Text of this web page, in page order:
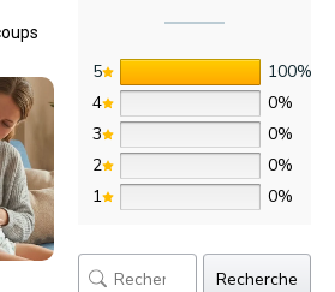
5
100%
4
0%
3
0%
2
0%
1
0%
Recherche